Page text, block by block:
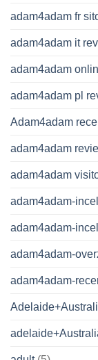
adam4adam fr
adam4adam it
adam4adam
adam4adam pl
Adam4adam
adam4adam
adam4adam
adam4adam-
adam4adam-
adam4adam-
adam4adam-